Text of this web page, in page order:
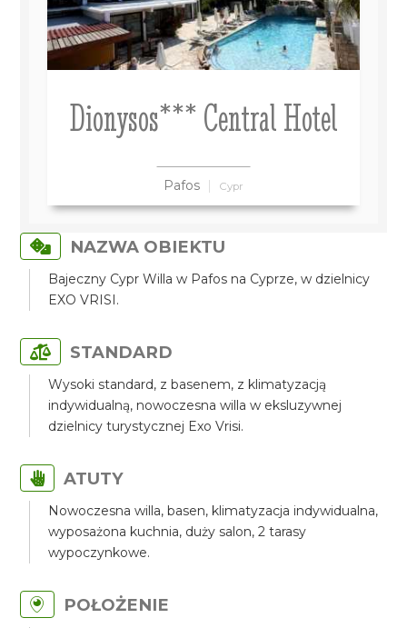
Dionysos*** Central Hotel
Pafos Cypr
NAZWA OBIEKTU
Bajeczny Cypr Willa w Pafos na Cyprze, w dzielnicy
EXO VRISI.
STANDARD
Wysoki standard, z basenem, z klimatyzacją
indywidualną, nowoczesna willa w eksluzywnej
dzielnicy turystycznej Exo Vrisi.
ATUTY
Nowoczesna willa, basen, klimatyzacja indywidualna,
wyposażona kuchnia, duży salon, 2 tarasy
wypoczynkowe.
POŁOŻENIE